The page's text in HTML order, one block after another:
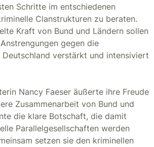
Schritte im entschiedenen
Clanstrukturen zu beraten.
Kraft von Bund und Ländern sollen
gegen die
verstärkt und intensiviert
Nancy Faeser äußerte ihre Freude
Zusammenarbeit von Bund und
die klare Botschaft, die damit
Parallelgesellschaften werden
setzen sie den kriminellen